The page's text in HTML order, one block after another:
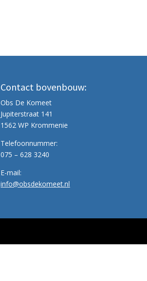
Contact bovenbouw:
Obs De Komeet
Jupiterstraat 141
1562 WP Krommenie
Telefoonnummer:
075 – 628 3240
E-mail:
info@obsdekomeet.nl